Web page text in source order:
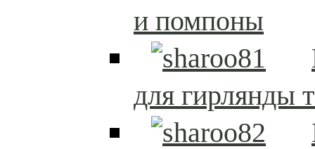
и помпоны
для гирлянды